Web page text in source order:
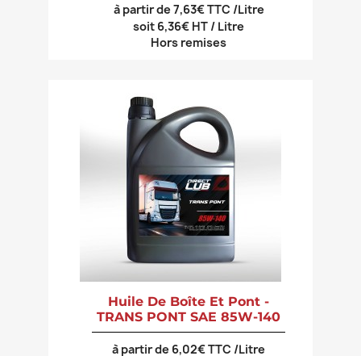
à partir de 7,63€ TTC /Litre
soit 6,36€ HT / Litre
Hors remises
Huile De Boîte Et Pont -
TRANS PONT SAE 85W-140
à partir de 6,02€ TTC /Litre